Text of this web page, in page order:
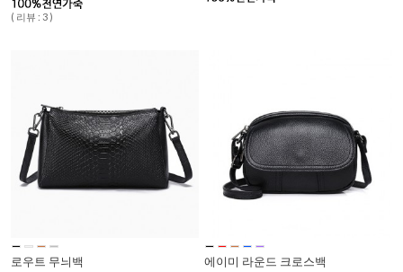
( 리뷰 : 3 )
로우트 무늬백 에이미 라운드 크로스백